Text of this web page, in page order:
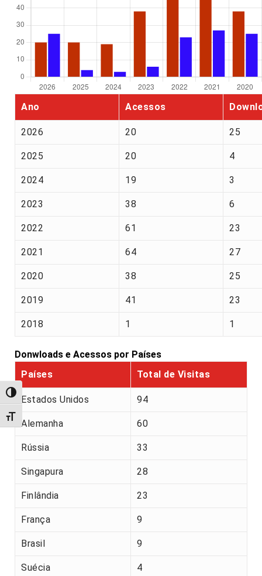
Alternar alto contraste
Alternar tamanho da fonte
Ano Acessos
2026 20 25
2025 20 4
2024 19 3
2023 38 6
2022 61 23
2021 64 27
2020 38 25
2019 41 23
2018 1 1
Donwloads e Acessos por Países
Países
Total de Visitas
Estados Unidos 94
Alemanha 60
Rússia 33
Singapura 28
Finlândia 23
França 9
Brasil 9
Suécia 4